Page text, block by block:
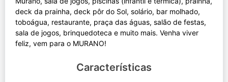
deck da prainha, deck pôr do Sol, solário, bar molhado,
toboágua, restaurante, praça das águas, salão de festas,
sala de jogos, brinquedoteca e muito mais. Venha viver
Características